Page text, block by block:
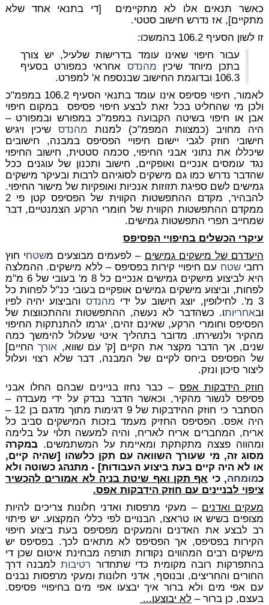
כאשר תנאים אלו לא מתקיימים [די בתנאי אחד שלא
מתקיים], אז נדרש חישוב סטטי.
זו לשון הסעיף 106.2 בהמשכו:
עבור חיפוי שאינו עומד בדרישות שלעיל, יש צורך
בתכן מיוחד שיכין מהנדס אחראי כמפורט בסעיף
106.3 ובדוגמת החישוב שבנספח א' למפרט.
לאמור, חיפוי פסיפס אינו עומד בתנאי הסעיף 106.2 במפמ"כ
ולכן מי שהחליט בכל זאת לבצע חיפוי פסיפס במקום חיפוי
אבן או חיפוי בשיטה הקבועה במפמ"כ במפורש ובמפורט –
היה מחויב (כמצוות המפמ"כ) למנות מהנדס שיכין ויגיש
חישובי חוזק לגבי יישום חיפויי הפסיפס במבנה, חישובים
שיכללו את נתוני אבני החיפוי, סכמה סטטית, חישוב החיפוי
נגד עומסים אנכיים ואופקיים, חישוב ותכנון של עוגנים ככל
שהדבר נדרש כמו גם מישקים לסוגיהם לרבות ובעיקר מישקים
גמישים לשם ספיגת תזוזות אנכיות ואופקיות של מישור החיפוי.
להבהיר, מקדם ההתפשטות הקווית של הפסיפס קטן פי 2
ממקדם ההתפשטות הקווית של חומרי הרקע הצמנטיים, דבר
שמחייב תפרי התפשטות גמישים.
עיקרי הכשלים בחיפויי הפסיפס
היעדרם של מישקים גמישים – לפעמים מבוצעים משטחי חוץ
רחבישטח עם חיפויי קירות בפסיפס – ללא מישקים. ההמלצה
היא לביצוע מישקים גמישים אנכיים כל 8 מ' בעובי של 6 מ"מ
לפחות, וביצוע מישקים גמישים אופקיים בעובי כנ"ל לפחות כל
3 מ'. לחילופין, יוצג חישוב על ידי
מהנדס והביצוע יהיה לפיו
ובאחריותו. כשהדבר לא נעשה, ההתפשטות וההתכווצות של
הפסיפס וחומרי הרקע, שאינם זהים, יגרמו להתנתקות החיפוי
מהקיר ולנשירתו. מדובר בתהליך איטי שעלול להימשך כמה
שנים, אך הדבר מקצר את הקיים [ק' עם שווא, אורךהחיים]
של הפסיפס ביחס לקיים של המבנה, דבר שלא רצוי ועלול
ליצור סיכון ונזק.
חוזק הידבקות אפס – כבר נחזו בניינים שבהם החלו אבני
פסיפס לנשור מהקיר, וכאשר הדבר נבדק על ידי מעבדה –
הסתבר כי חוזק ההידבקות של 9 דגימות מתוך מדגם בן 12 –
היה אפס. הפסיפס החזיק מעמד בזכות המישקים סביב כל
אריח, המחברים אריח לאריח, והיה למעשה תלוי על בלימה
ומהווה פצצה מתקתקת ומאיימת על המשתמשים.במקרה
מסוג זה, מי שעורך השוואה עם תקן כלשהו [שהיה קיים,
או לא היה קיים בעת ביצוע העבודות] - מתנהג כשוטה ולא
כמומחה, כי אף תקן ואף שיטת בניה לא אמורים להכשיר
ציפוי לבניינים עם חוזק הידבקות אפס.
מעקים ואדנים – מעקי מרפסות ואדני חלונות צריכים להיות
מצופים בשיש או טראצו, הבנויים לפי כללי המקצוע. יש פיתוי
רב לבצע את האדנים והמעקים מפסיפס בעת ביצוע חיפוי
הקירות בפסיפס, אך הפסיפס לא מתאים לכך. בפסיפס יש
מישקים רבים המהווים נקודות תורפה מבחינת איטום שכן די
בהתפרקות רובה מקומית כדי שתחדור רטיבותלמבנה דרך
החורים והחריצים, ובנוסף, אדני חלונות ומעקי מרפסות נבנים
עם אפי מים ולא ברור איך יבצעו אפי מים בחיפויי פסיפס.
בעצם, כן ברור – לא יבוצעו...